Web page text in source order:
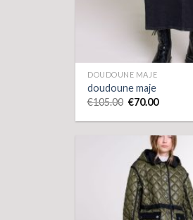
DOUDOUNE MAJE
doudoune maje
€105.00 €70.00